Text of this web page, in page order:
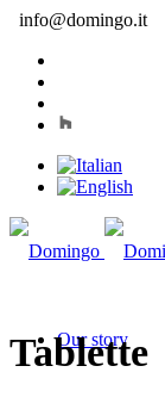
info@domingo.it
Our story
Tablette